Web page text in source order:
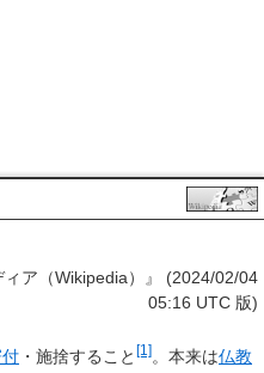
ア（Wikipedia）』 (2024/02/04
05:16 UTC 版)
・施捨すること [1]。本来は仏教